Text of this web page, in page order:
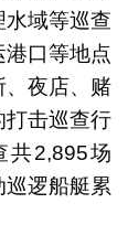
域等巡查
口等地点
、夜店、赌
打击巡查行
共2,895场
逻船艇累